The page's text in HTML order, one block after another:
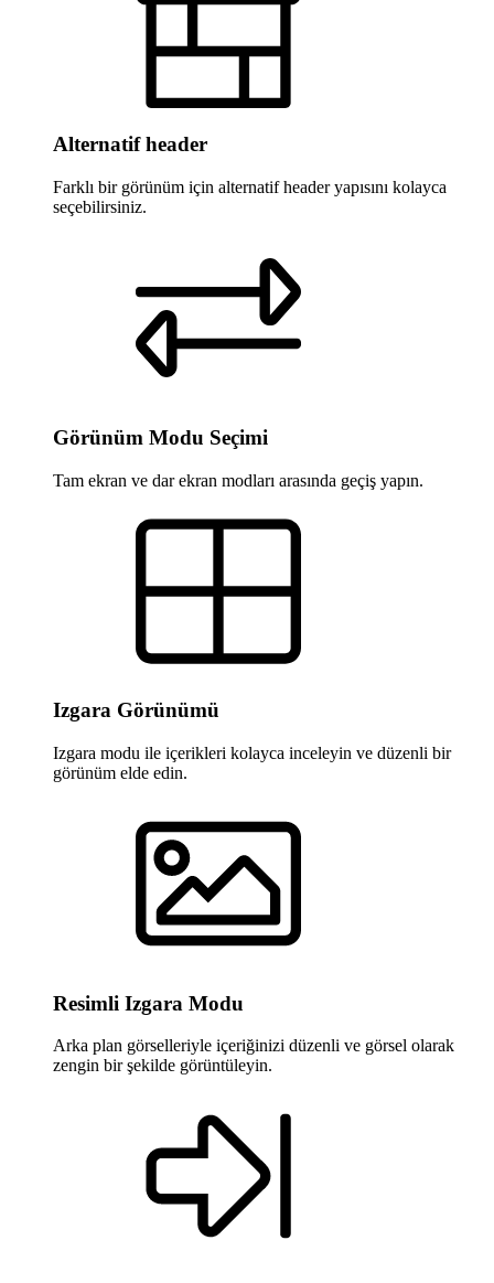
Alternatif header
Farklı bir görünüm için alternatif header yapısını kolayca
seçebilirsiniz.
Görünüm Modu Seçimi
Tam ekran ve dar ekran modları arasında geçiş yapın.
Izgara Görünümü
Izgara modu ile içerikleri kolayca inceleyin ve düzenli bir
görünüm elde edin.
Resimli Izgara Modu
Arka plan görselleriyle içeriğinizi düzenli ve görsel olarak
zengin bir şekilde görüntüleyin.